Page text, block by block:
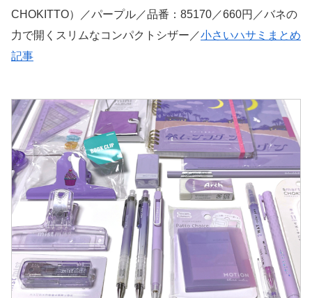
CHOKITTO）／パープル／品番：85170／660円／バネの
力で開くスリムなコンパクトシザー／小さいハサミまとめ
記事